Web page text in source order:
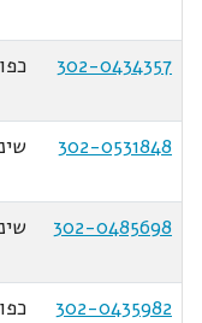
302-0434357
302-0531848
302-0485698
302-0435982